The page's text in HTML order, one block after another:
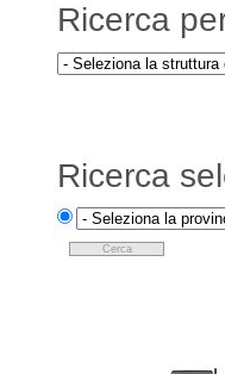
Ricerca
Ricerca